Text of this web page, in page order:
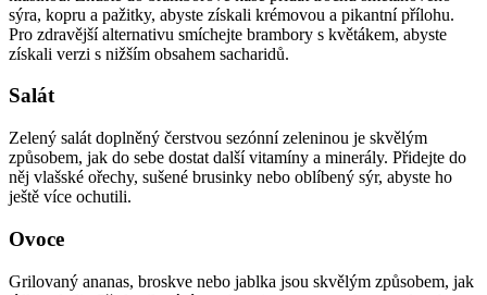
sýra, kopru a pažitky, abyste získali krémovou a pikantní přílohu.
Pro zdravější alternativu smíchejte brambory s květákem, abyste
získali verzi s nižším obsahem sacharidů.
Salát
Zelený salát doplněný čerstvou sezónní zeleninou je skvělým
způsobem, jak do sebe dostat další vitamíny a minerály. Přidejte do
něj vlašské ořechy, sušené brusinky nebo oblíbený sýr, abyste ho
ještě více ochutili.
Ovoce
Grilovaný ananas, broskve nebo jablka jsou skvělým způsobem, jak